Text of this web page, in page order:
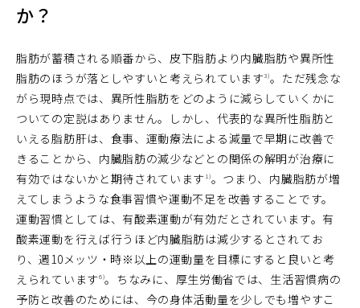
か？
脂肪が蓄積される順番から、皮下脂肪より内臓脂肪や異所性
脂肪のほうが落としやすいと考えられています3)。ただ残念な
がら現時点では、異所性脂肪をどのように減らしていくかに
ついての定説はありません。しかし、代表的な異所性脂肪と
いえる脂肪肝は、食事、運動療法による減量で早期に改善で
きることから、内臓脂肪の減少などとの関係の解明が治療に
有効ではないかと期待されています 1)。つまり、内臓脂肪が増
えてしまうような食事習慣や運動不足を改善することです。
運動習慣としては、有酸素運動が有効だとされています。有
酸素運動を行えば行うほど内臓脂肪は減少するとされてお
り、週10メッツ・時※以上の運動量を目標にすると良いと考
えられています6)。ちなみに、厚生労働省では、生活習慣病の
予防と改善のためには、今の身体活動量を少しでも増やすこ